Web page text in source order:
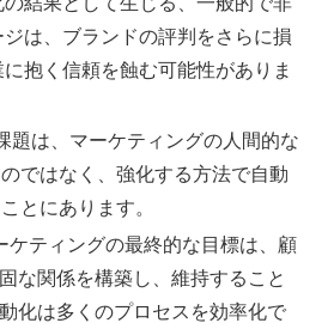
は、ブランドの評判をさらに損
抱く信頼を蝕む可能性がありま
題は、マーケティングの人間的な
ではなく、強化する方法で自動
とにあります。
ケティングの最終的な目標は、顧
な関係を構築し、維持すること
化は多くのプロセスを効率化で